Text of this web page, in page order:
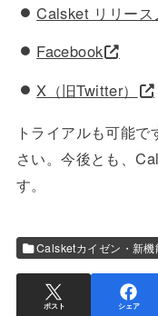
Calsket リリース
Facebook
X（旧Twitter）
トライアルも可能
さい。今後とも、
す。
Calsketカイゼン・新機
ポスト シェア